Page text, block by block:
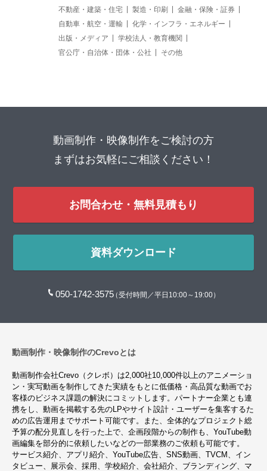
不動産・建築・住宅
製造・印刷
金融・保険・証券
自動車・航空・運輸
化学・インフラ・エネルギー
出版・メディア
学校法人・教育機関
官公庁・自治体・団体・公社
その他
動画制作・映像制作をご検討の方
まずはお気軽にご相談ください！
お問合わせ・無料見積もり
資料ダウンロード
050-1742-3575（受付時間／平日10:00～19:00）
動画制作・映像制作のCrevoとは
動画制作会社Crevo（クレボ）は2,000社10,000件以上のアニメーショ
ン・実写動画を制作してきた実績をもとに低価格・高品質な動画でお
客様のビジネス課題の解決にコミットします。パートナー企業とも連
携をし、動画を掲載する先のLPやサイト設計・ユーザーを集客するた
めの広告運用までサポート可能です。また、全体的なプロジェクト総
予算の配分見直しを行った上で、企画段階からの制作も、YouTube動
画編集を部分的に依頼したいなどの一部業務のご依頼も可能です。
サービス紹介、アプリ紹介、YouTube広告、SNS動画、TVCM、イン
タビュー、展示会、採用、学校紹介、会社紹介、ブランディング、マ